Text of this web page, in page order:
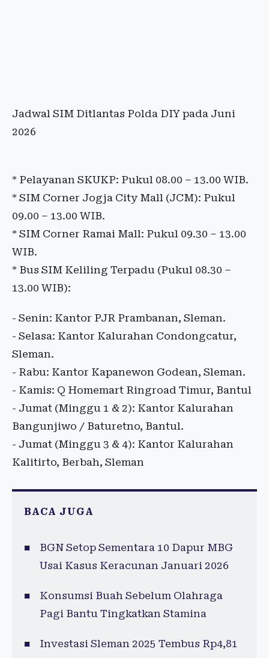
Jadwal SIM Ditlantas Polda DIY pada Juni
2026
* Pelayanan SKUKP: Pukul 08.00 – 13.00 WIB.
* SIM Corner Jogja City Mall (JCM): Pukul
09.00 – 13.00 WIB.
* SIM Corner Ramai Mall: Pukul 09.30 – 13.00
WIB.
* Bus SIM Keliling Terpadu (Pukul 08.30 –
13.00 WIB):
- Senin: Kantor PJR Prambanan, Sleman.
- Selasa: Kantor Kalurahan Condongcatur,
Sleman.
- Rabu: Kantor Kapanewon Godean, Sleman.
- Kamis: Q Homemart Ringroad Timur, Bantul
- Jumat (Minggu 1 & 2): Kantor Kalurahan
Bangunjiwo / Baturetno, Bantul.
- Jumat (Minggu 3 & 4): Kantor Kalurahan
Kalitirto, Berbah, Sleman
BACA JUGA
BGN Setop Sementara 10 Dapur MBG
Usai Kasus Keracunan Januari 2026
Konsumsi Buah Sebelum Olahraga
Pagi Bantu Tingkatkan Stamina
Investasi Sleman 2025 Tembus Rp4,81